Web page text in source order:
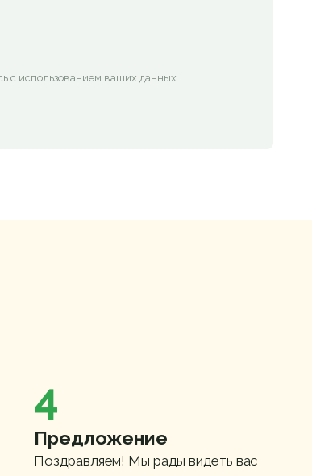
с использованием ваших данных.
4
Предложение
Поздравляем! Мы рады видеть вас